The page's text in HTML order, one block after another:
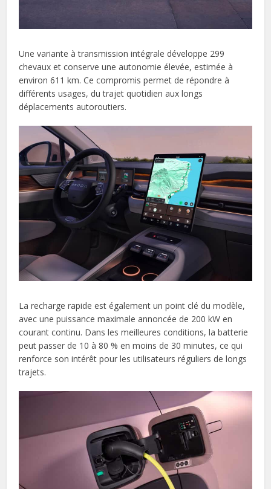
Une variante à transmission intégrale développe 299
chevaux et conserve une autonomie élevée, estimée à
environ 611 km. Ce compromis permet de répondre à
différents usages, du trajet quotidien aux longs
déplacements autoroutiers.
La recharge rapide est également un point clé du modèle,
avec une puissance maximale annoncée de 200 kW en
courant continu. Dans les meilleures conditions, la batterie
peut passer de 10 à 80 % en moins de 30 minutes, ce qui
renforce son intérêt pour les utilisateurs réguliers de longs
trajets.